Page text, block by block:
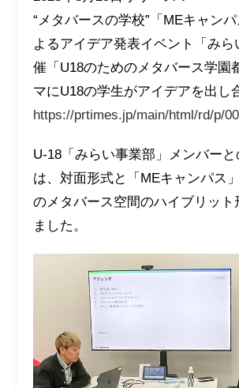
“メタバースの学校”「MEキャン
よるアイデア発表イベント「みら
催「U18のためのメタバース学園
マにU18の学生がアイデアを出し
https://prtimes.jp/main/html/rd/p/
U-18「みらい事業部」メンバー
は、対面形式と「MEキャンパス
のメタバース空間のハイブリット
ました。